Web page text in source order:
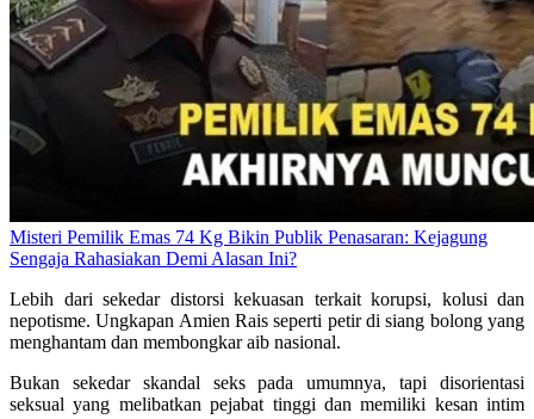
Misteri Pemilik Emas 74 Kg Bikin Publik Penasaran: Kejagung
Sengaja Rahasiakan Demi Alasan Ini?
Lebih dari sekedar distorsi kekuasan terkait korupsi, kolusi dan
nepotisme. Ungkapan Amien Rais seperti petir di siang bolong yang
menghantam dan membongkar aib nasional.
Bukan sekedar skandal seks pada umumnya, tapi disorientasi
seksual yang melibatkan pejabat tinggi dan memiliki kesan intim